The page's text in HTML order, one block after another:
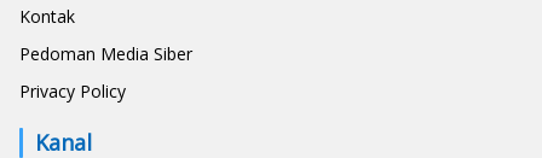
Kontak
Pedoman Media Siber
Privacy Policy
Kanal